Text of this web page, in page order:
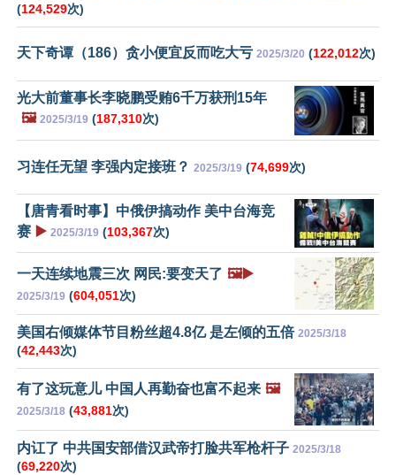
(124,529次)
天下奇谭（186）贪小便宜反而吃大亏 2025/3/20 (122,012次)
光大前董事长李晓鹏受贿6千万获刑15年
🖼️ 2025/3/19 (187,310次)
习连任无望 李强内定接班？ 2025/3/19 (74,699次)
【唐青看时事】中俄伊搞动作 美中台海竞
赛 ▶️ 2025/3/19 (103,367次)
一天连续地震三次 网民:要变天了 🖼️▶️
2025/3/19 (604,051次)
美国右倾媒体节目粉丝超4.8亿 是左倾的五倍 2025/3/18
(42,443次)
有了这玩意儿 中国人再勤奋也富不起来 🖼️
2025/3/18 (43,881次)
内讧了 中共国安部借汉武帝打脸共军枪杆子 2025/3/18
(69,220次)